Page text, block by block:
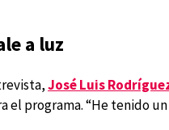
a luz
José Luis Rodríguez
el programa. “He tenido